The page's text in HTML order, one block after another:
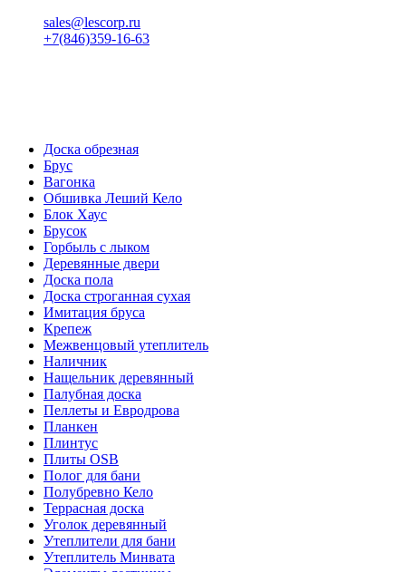
sales@lescorp.ru
+7(846)359-16-63
Доска обрезная
Брус
Вагонка
Обшивка Леший Кело
Блок Хаус
Брусок
Горбыль с лыком
Деревянные двери
Доска пола
Доска строганная сухая
Имитация бруса
Крепеж
Межвенцовый утеплитель
Наличник
Нащельник деревянный
Палубная доска
Пеллеты и Евродрова
Планкен
Плинтус
Плиты OSB
Полог для бани
Полубревно Кело
Террасная доска
Уголок деревянный
Утеплители для бани
Утеплитель Минвата